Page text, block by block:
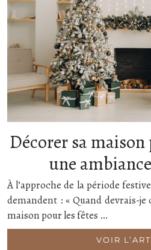
Décorer sa
une
À l’approche de la période
demandent : « Quand devrais-
maison pour les fêtes …
VOIR